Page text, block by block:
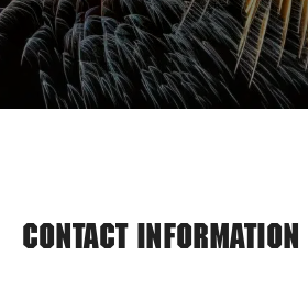
Contact information